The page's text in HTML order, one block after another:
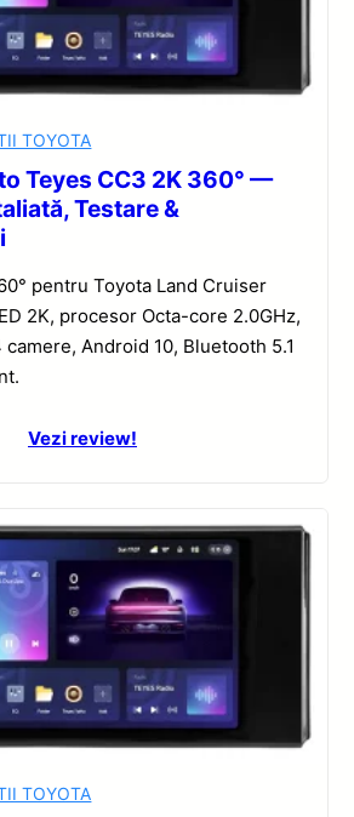
TOYOTA
Teyes CC3 2K 360° —
Testare &
pentru Toyota Land Cruiser
2K, procesor Octa-core 2.0GHz,
Android 10, Bluetooth 5.1
Vezi review!
TOYOTA